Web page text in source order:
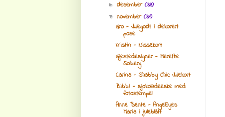
►desember(33)
▼november(31)
Gro - Julegodt i dekorert
pose
Kristin - Nissekort
Gjestedesigner - Merethe
Solberg
Carina - Shabby Chic Julekort
Bibbi - sjokoladeeske med
fotostempel
Anne Bente - AngelEyes
Maria i juleblått